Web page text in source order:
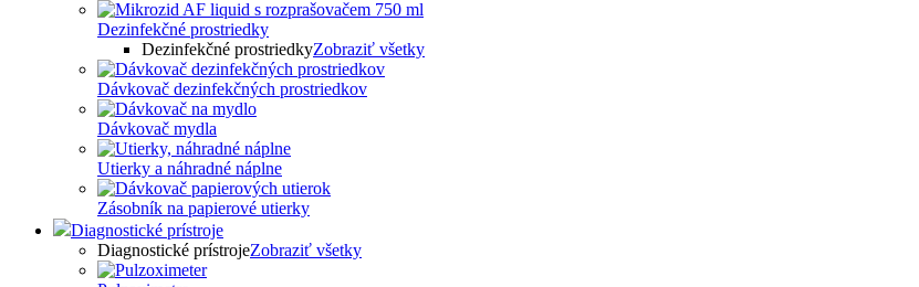
Dezinfekčné prostriedky
Dezinfekčné prostriedkyZobraziť všetky
Dávkovač dezinfekčných prostriedkov
Dávkovač mydla
Utierky a náhradné náplne
Zásobník na papierové utierky
Diagnostické prístroje
Diagnostické prístrojeZobraziť všetky